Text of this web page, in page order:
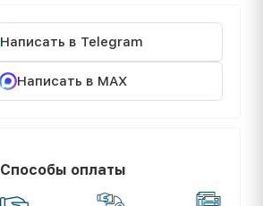
Написать в Telegram
Написать в MAX
Способы оплаты